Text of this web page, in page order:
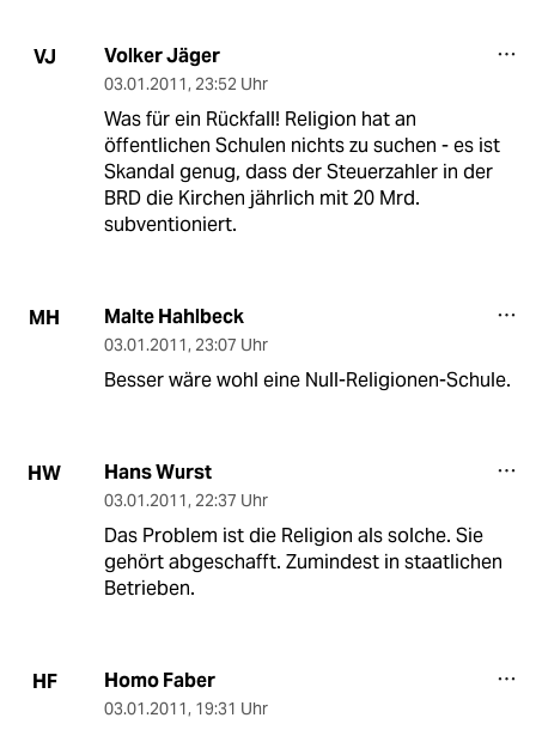
VJ Volker Jäger
03.01.2011, 23:52 Uhr
Was für ein Rückfall! Religion hat an
öffentlichen Schulen nichts zu suchen - es ist
Skandal genug, dass der Steuerzahler in der
BRD die Kirchen jährlich mit 20 Mrd.
subventioniert.
MH Malte Hahlbeck
03.01.2011, 23:07 Uhr
Besser wäre wohl eine Null-Religionen-Schule.
HW Hans Wurst
03.01.2011, 22:37 Uhr
Das Problem ist die Religion als solche. Sie
gehört abgeschafft. Zumindest in staatlichen
Betrieben.
HF Homo Faber
03.01.2011, 19:31 Uhr